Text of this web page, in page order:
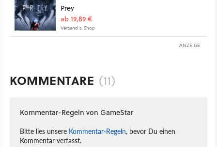
Prey
ab 19,89 €
Versand s. Shop
ANZEIGE
KOMMENTARE (11)
Kommentar-Regeln von GameStar
Bitte lies unsere Kommentar-Regeln, bevor Du einen
Kommentar verfasst.